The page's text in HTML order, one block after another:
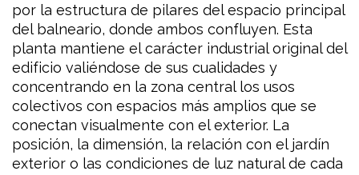
por la estructura de pilares del espacio principal
del balneario, donde ambos confluyen. Esta
planta mantiene el carácter industrial original del
edificio valiéndose de sus cualidades y
concentrando en la zona central los usos
colectivos con espacios más amplios que se
conectan visualmente con el exterior. La
posición, la dimensión, la relación con el jardín
exterior o las condiciones de luz natural de cada